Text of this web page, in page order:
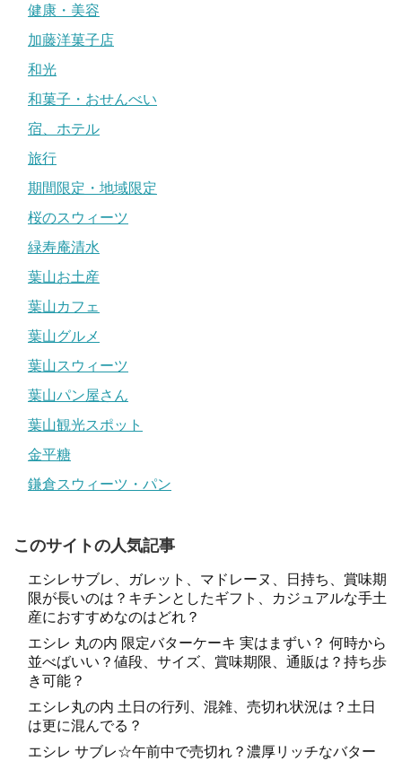
健康・美容
加藤洋菓子店
和光
和菓子・おせんべい
宿、ホテル
旅行
期間限定・地域限定
桜のスウィーツ
緑寿庵清水
葉山お土産
葉山カフェ
葉山グルメ
葉山スウィーツ
葉山パン屋さん
葉山観光スポット
金平糖
鎌倉スウィーツ・パン
このサイトの人気記事
エシレサブレ、ガレット、マドレーヌ、日持ち、賞味期
限が長いのは？キチンとしたギフト、カジュアルな手土
産におすすめなのはどれ？
エシレ 丸の内 限定バターケーキ 実はまずい？ 何時から
並べばいい？値段、サイズ、賞味期限、通販は？持ち歩
き可能？
エシレ丸の内 土日の行列、混雑、売切れ状況は？土日
は更に混んでる？
エシレ サブレ☆午前中で売切れ？濃厚リッチなバター